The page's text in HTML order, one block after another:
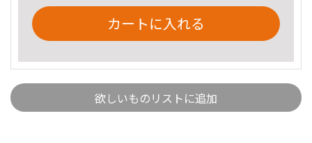
カートに入れる
欲しいものリストに追加